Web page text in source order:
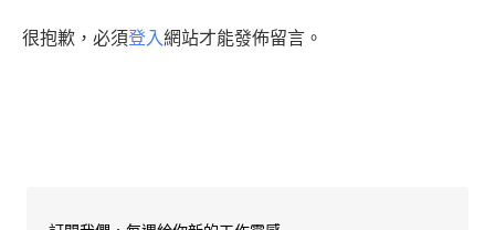
很抱歉，必須登入網站才能發佈留言。